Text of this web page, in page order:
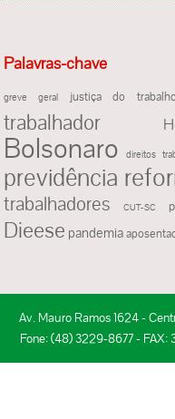
Palavras-chave
greve geral justiça do trabalho
trabalhador
Bolsonaro direitos
previdência
trabalhadores CUT-SC
Dieese pandemia
Av. Mauro Ramos 1624 -
Fone: (48) 3229-8677 - FAX: